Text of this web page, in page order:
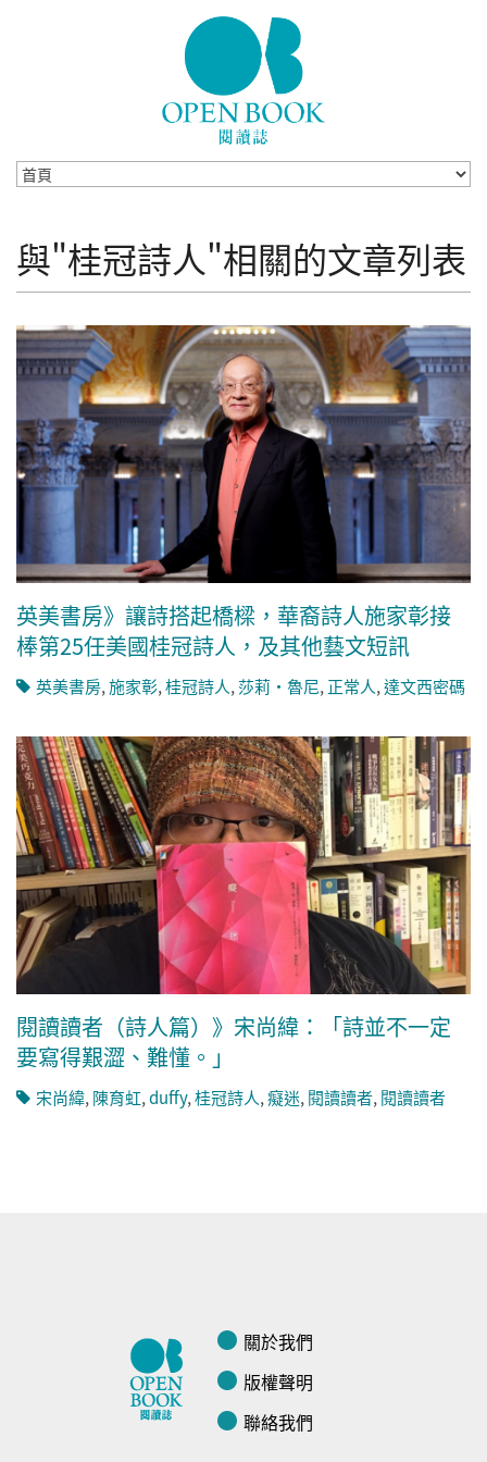
與"桂冠詩人"相關的文章列表
英美書房》讓詩搭起橋樑，華裔詩人施家彰接
棒第25任美國桂冠詩人，及其他藝文短訊
英美書房,施家彰,桂冠詩人,莎莉・魯尼,正常人,達文西密碼
閱讀讀者（詩人篇）》宋尚緯：「詩並不一定
要寫得艱澀、難懂。」
宋尚緯, 陳育虹,duffy,桂冠詩人,癡迷, 閱讀讀者, 閱讀讀者
關於我們
版權聲明
聯絡我們